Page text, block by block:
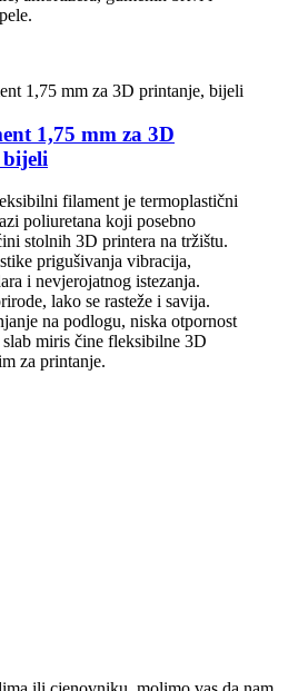
1,75 mm za 3D
filament je termoplastični
poliuretana koji posebno
stolnih 3D printera na tržištu.
prigušivanja vibracija,
i nevjerojatnog istezanja.
lako se rasteže i savija.
na podlogu, niska otpornost
miris čine fleksibilne 3D
za printanje.